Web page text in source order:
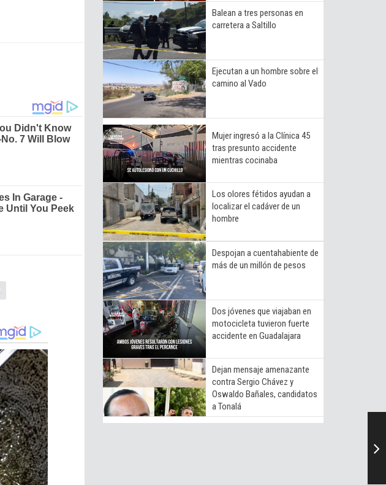
Balean a tres personas en
carretera a Saltillo
Ejecutan a un hombre sobre el
camino al Vado
Mujer ingresó a la Clínica 45
tras presunto accidente
mientras cocinaba
Los olores fétidos ayudan a
localizar el cadáver de un
hombre
Despojan a cuentahabiente de
más de un millón de pesos
Dos jóvenes que viajaban en
motocicleta tuvieron fuerte
accidente en Guadalajara
Dejan mensaje amenazante
contra Sergio Chávez y
Oswaldo Bañales, candidatos
a Tonalá